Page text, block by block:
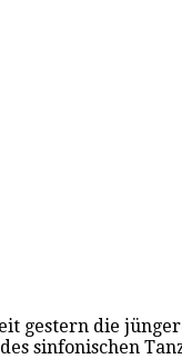
gestern die
sinfonischen